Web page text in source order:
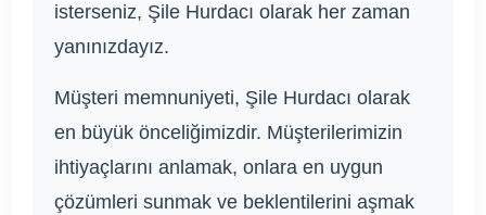
isterseniz, Şile Hurdacı olarak her zaman
yanınızdayız.
Müşteri memnuniyeti, Şile Hurdacı olarak
en büyük önceliğimizdir. Müşterilerimizin
ihtiyaçlarını anlamak, onlara en uygun
çözümleri sunmak ve beklentilerini aşmak